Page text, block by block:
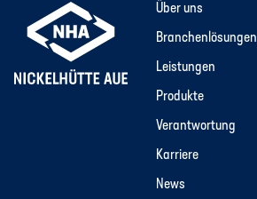
Über uns
Branchenlösungen
Leistungen
Produkte
Verantwortung
Karriere
News